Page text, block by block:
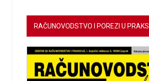
RAČUNOVODSTVO I POREZI U PRAKSI